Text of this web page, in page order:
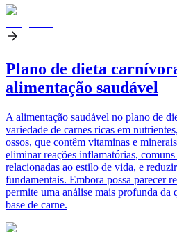
Plano de dieta
alimentação saudável
A alimentação saudável no plano de
variedade de carnes ricas em
ossos, que contêm vitaminas e
eliminar reações inflamatórias,
relacionadas ao estilo de vida, e
fundamentais. Embora possa parecer
permite uma análise mais profunda da
base de carne.